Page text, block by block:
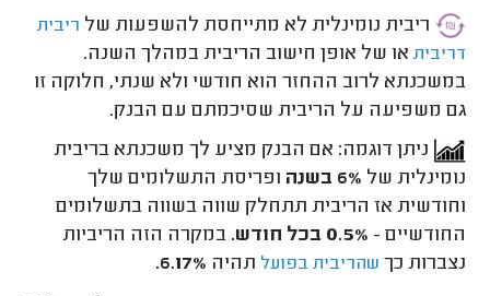
ריבית נומינלית לא מתייחסת להשפעות של ריבית
דריבית או של אופן חישוב הריבית במהלך השנה.
במשכנתא לרוב ההחזר הוא חודשי ולא שנתי, חלוקה זו
גם משפיעה על הריבית שסיכמתם עם הבנק.
ניתן דוגמה: אם הבנק מציע לך משכנתא בריבית
נומינלית של 6% בשנה
ופריסת התשלומים שלך
וחודשית אז הריבית תתחלק שווה בשווה בתשלומים
החודשיים - 0.5% בכל חודש.
במקרה הזה הריביות
נצברות כך שהריבית בפועל תהיה